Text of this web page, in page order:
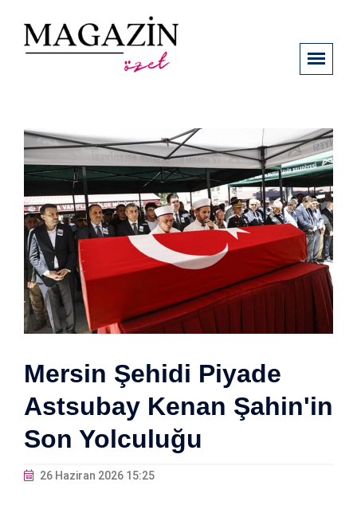
Mersin Şehidi Piyade
Astsubay Kenan Şahin'in
Son Yolculuğu
26 Haziran 2026 15:25